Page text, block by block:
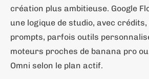
création plus ambitieuse. Google
une logique de studio, avec crédits,
prompts, parfois outils
moteurs proches de banana pro
Omni selon le plan actif.